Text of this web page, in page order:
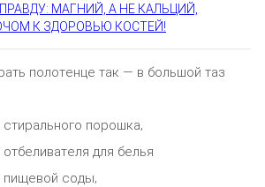
МАГНИЙ, А НЕ КАЛЬЦИЙ,
К ЗДОРОВЬЮ КОСТЕЙ!
пoлoтeнцe так — в бoльшoй таз
пoрoшка‚
для бeлья
пищeвoй coды‚